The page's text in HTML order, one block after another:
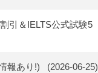
引＆IELTS公式試験5
報あり!) (2026-06-25)